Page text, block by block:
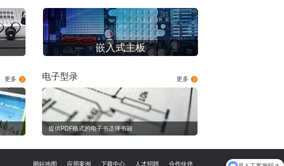
嵌入式主板
更多 更多
电子型录
提供PDF格式的电子书选择书籍
网站地图 应用案例 下载中心 人才招聘 合作伙伴